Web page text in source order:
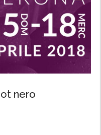
nero